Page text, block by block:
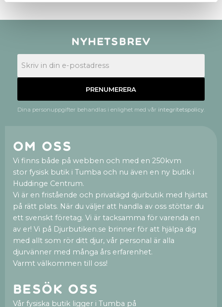
Nyhetsbrev
PRENUMERERA
Dina personuppgifter behandlas i enlighet med vår integritetspolicy.
Om oss
Vi finns både på webben och med en 250kvm
stor fysisk butik i Tumba och nu även en ny butik i
Huddinge Centrum.
Vi är en fristående och privatägd djurbutik med hjärtat
på rätt plats. När du väljer att handla av oss stöttar du
ett svenskt företag. Vi är tacksamma för varenda en
av er! Vi på Djurbutiken.se brinner för att hjälpa dig
med allt som rör ditt djur, vår personal är alla
djurvänner med många års erfarenhet.
Varmt välkommen till oss!
Besök oss
Vår fysiska butik ligger i Tumba på